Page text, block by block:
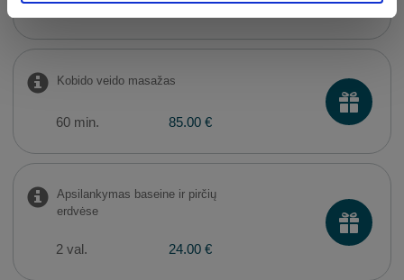
40 min. 55.00 €
Kobido veido masažas
60 min. 85.00 €
Apsilankymas baseine ir pirčių
erdvėse
2 val. 24.00 €